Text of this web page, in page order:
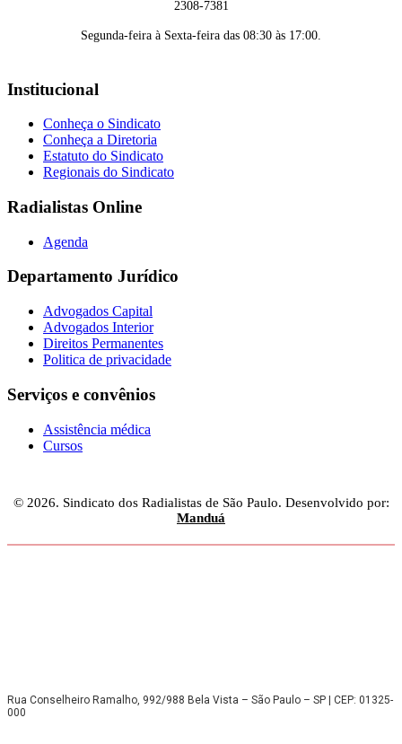
2308-7381
Segunda-feira à Sexta-feira das 08:30 às 17:00.
Institucional
Conheça o Sindicato
Conheça a Diretoria
Estatuto do Sindicato
Regionais do Sindicato
Radialistas Online
Agenda
Departamento Jurídico
Advogados Capital
Advogados Interior
Direitos Permanentes
Politica de privacidade
Serviços e convênios
Assistência médica
Cursos
© 2026. Sindicato dos Radialistas de São Paulo. Desenvolvido por:
Manduá
Rua Conselheiro Ramalho, 992/988 Bela Vista – São Paulo – SP | CEP: 01325-
000